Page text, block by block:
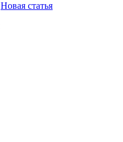
Новая статья